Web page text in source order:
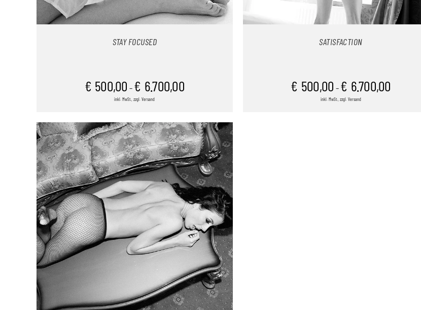
STAY FOCUSED
€ 500,00 – € 6.700,00
inkl. MwSt., zzgl. Versand
SATISFACTION
€ 500,00 – € 6.700,00
inkl. MwSt., zzgl. Versand